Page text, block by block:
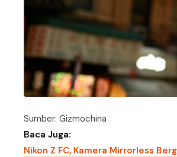
Sumber: Gizmochina
Baca Juga:
Nikon Z FC, Kamera Mirrorless